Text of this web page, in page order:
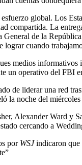
global. Los
compartida. La
de la
cuando
medios
un operativo del FBI
de liderar una red
la noche del
Alexander Ward y
cercando a
porWSJindicaron que